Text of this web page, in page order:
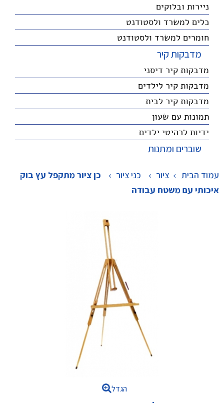
ניירות ובלוקים
כלים למשרד ולסטודנט
חומרים למשרד ולסטודנט
מדבקות קיר
מדבקות קיר דיסני
מדבקות קיר לילדים
מדבקות קיר לבית
תמונות עם שעון
ידיות לרהיטי ילדים
שוברים ומתנות
עמוד הבית ציור > כני ציור >
כן ציור מתקפל עץ בוק
איכותי עם משטח עבודה
הגדל